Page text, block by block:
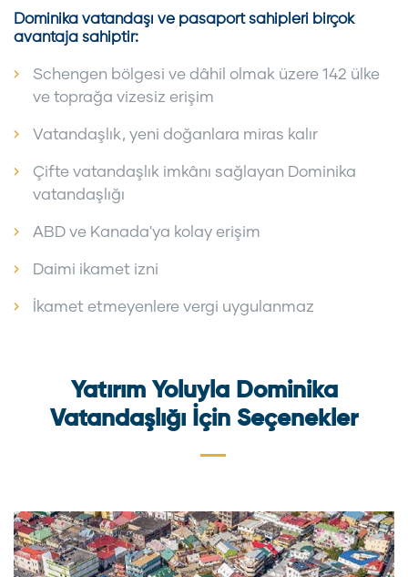
Dominika vatandaşı ve pasaport sahipleri birçok
avantaja sahiptir:
Schengen bölgesi ve dâhil olmak üzere 142 ülke
ve toprağa vizesiz erişim
Vatandaşlık, yeni doğanlara miras kalır
Çifte vatandaşlık imkânı sağlayan Dominika
vatandaşlığı
ABD ve Kanada'ya kolay erişim
Daimi ikamet izni
İkamet etmeyenlere vergi uygulanmaz
Yatırım Yoluyla Dominika
Vatandaşlığı İçin Seçenekler